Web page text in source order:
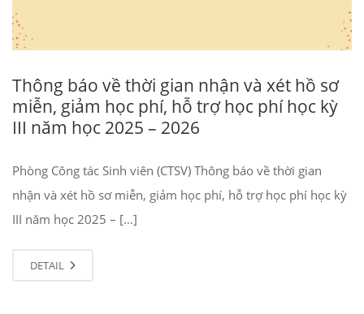
Thông báo về thời gian nhận và xét hồ sơ
miễn, giảm học phí, hỗ trợ học phí học kỳ
III năm học 2025 – 2026
Phòng Công tác Sinh viên (CTSV) Thông báo về thời gian
nhận và xét hồ sơ miễn, giảm học phí, hỗ trợ học phí học kỳ
III năm học 2025 – […]
DETAIL